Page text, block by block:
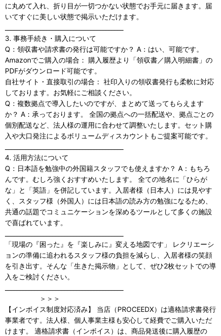
に丸めて入れ、折り目が一切つかない状態でお手元に届きます。届
いてすぐに美しい状態で掲示いただけます。
3. 事務手続き・購入について
Q：領収書や請求書の発行は可能ですか？ A：はい、可能です。
Amazonでご購入の場合： 購入履歴より「領収書／購入明細書」の
PDFがダウンロード可能です。
自社サイト・直接取引の場合： 社印入りの領収書発行も柔軟に対応
しております。お気軽にご相談ください。
Q：複数拠点で導入したいのですが、まとめて送ってもらえます
か？ A：承っております。 全国の拠点への一括配送や、拠点ごとの
個別配送など、法人様の運用に合わせて調整いたします。セット購
入や大口発注によるボリュームディスカウントもご提案可能です。
4. 活用方法について
Q：日本語を勉強中の外国籍スタッフでも使えますか？ A：もちろ
んです。むしろ強くおすすめいたします。 全ての地名に「ひらが
な」と「英語」を併記しています。入居者様（日本人）には見やす
く、スタッフ様（外国人）には日本語の読み方の勉強になるため、
共通の話題でコミュニケーションを深めるツールとして多くの施設
で喜ばれています。
「現場の『困った』を『楽しみに』変える地図です」 レクリエーシ
ョンの準備に追われるスタッフ様の負担を減らし、入居者様の笑顔
を引き出す。そんな「生きた掲示物」として、ぜひ2枚セットでの導
入をご検討ください。
＞＞＞
【インボイス制度対応済み】 当店（PROCEEDX）は適格請求書発行
事業者です。法人様、個人事業主様も安心して経費でご購入いただ
けます。 適格請求書（インボイス）は、商品発送後に購入履歴の